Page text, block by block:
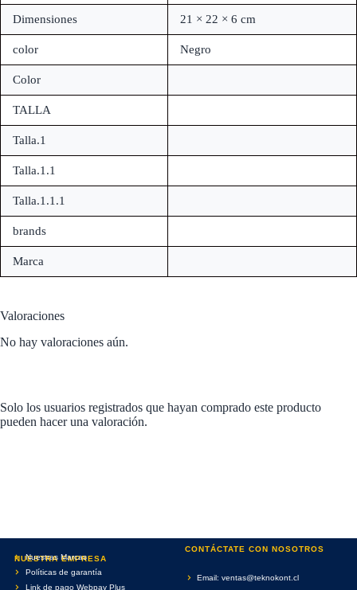
Dimensiones 21 × 22 × 6 cm
color Negro
Color
TALLA
Talla.1
Talla.1.1
Talla.1.1.1
brands
Marca
Valoraciones
No hay valoraciones aún.
Solo los usuarios registrados que hayan comprado este producto
pueden hacer una valoración.
NUESTRA EMPRESA
Nuestras Marcas
Políticas de garantía
Link de pago Webpay Plus
CONTÁCTATE CON NOSOTROS
Email: ventas@teknokont.cl